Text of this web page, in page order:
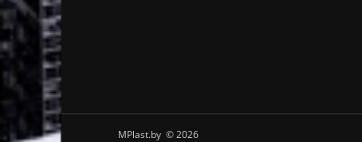
MPlast.by © 2026